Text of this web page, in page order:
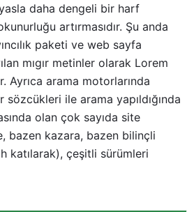
daha dengeli bir harf
artırmasıdır. Şu anda
paketi ve web sayfa
mıgır metinler olarak Lorem
Ayrıca arama motorlarında
sözcükleri ile arama yapıldığında
olan çok sayıda site
bazen kazara, bazen bilinçli
katılarak), çeşitli sürümleri